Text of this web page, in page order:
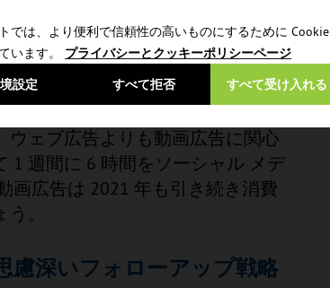
では、より便利で信頼性の高いものにするために Cookie
います。 プライバシーとクッキーポリシーページ
設定 すべて受け入れる
すべて拒否
コンテンツは、エン
高くなります。
ェブ広告よりも動画広告に関心
1 週間に 6 時間をソーシャル メデ
画広告は 2021 年も引き続き消費
。
慮深いフォローアップ戦略